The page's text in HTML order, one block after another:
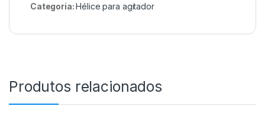
Categoria:Hélice para agitador
Produtos relacionados